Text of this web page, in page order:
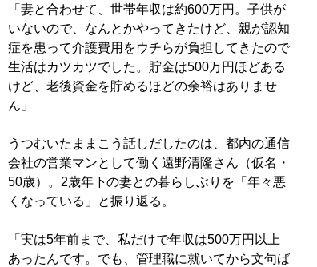
「妻と合わせて、世帯年収は約600万円。子供が
いないので、なんとかやってきたけど、親が認知
症を患って介護費用をウチらが負担してきたので
生活はカツカツでした。貯金は500万円ほどある
けど、老後資金を貯めるほどの余裕はありませ
ん」
うつむいたままこう話しだしたのは、都内の通信
会社の営業マンとして働く遠野清隆さん（仮名・
50歳）。2歳年下の妻との暮らしぶりを「年々悪
くなっている」と振り返る。
「実は5年前まで、私だけで年収は500万円以上
あったんです。でも、管理職に就いてから文句ば